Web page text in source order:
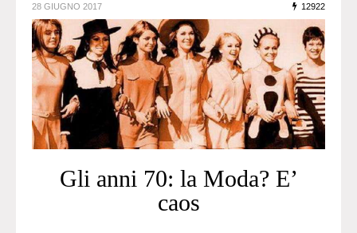
28 GIUGNO 2017 12922
Gli anni 70: la Moda? E’
caos